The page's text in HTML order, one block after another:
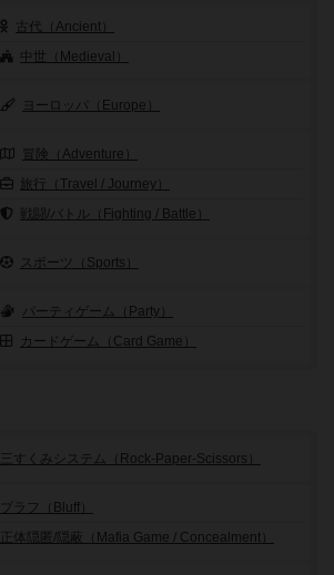
古代（Ancient）
中世（Medieval）
ヨーロッパ（Europe）
冒険（Adventure）
旅行（Travel / Journey）
戦闘/バトル（Fighting / Battle）
スポーツ（Sports）
パーティゲーム（Party）
カードゲーム（Card Game）
三すくみシステム（Rock-Paper-Scissors）
ブラフ（Bluff）
正体隠匿/隠蔽（Mafia Game / Concealment）